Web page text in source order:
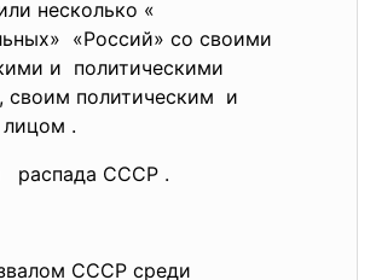
несколько «
«Россий» со своими
и политическими
своим политическим и
лицом .
распада СССР .
СССР среди